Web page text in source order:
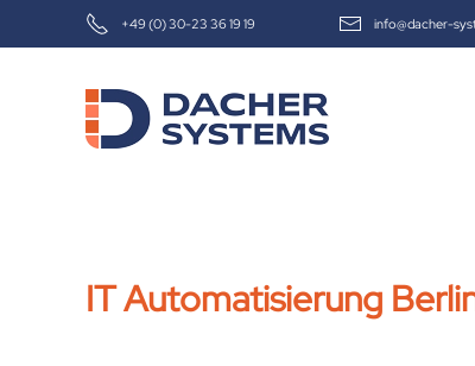
+49 (0) 30-23 36 19 19 info@dacher-
IT Automatisierung